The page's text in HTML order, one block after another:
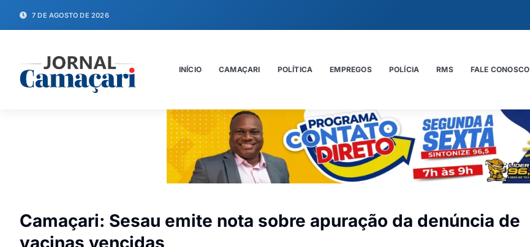
7 DE AGOSTO DE 2026
INÍCIO CAMAÇARI POLÍTICA EMPREGOS POLÍCIA RMS FALE CONOSCO
Camaçari: Sesau emite nota sobre apuração da denúncia de